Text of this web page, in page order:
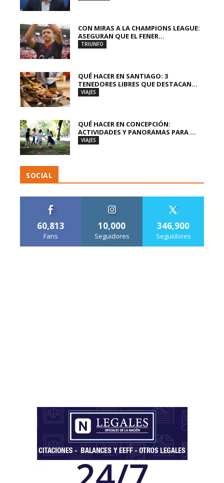
CON MIRAS A LA CHAMPIONS LEAGUE:
ASEGURAN QUE EL FENER...
TRIUNFO
QUÉ HACER EN SANTIAGO: 3
TENEDORES LIBRES QUE DESTACAN...
VIAJES
QUÉ HACER EN CONCEPCIÓN:
ACTIVIDADES Y PANORAMAS PARA ...
VIAJES
SOCIAL
60,813
Fans
10,000
Seguidores
346,900
Seguidores